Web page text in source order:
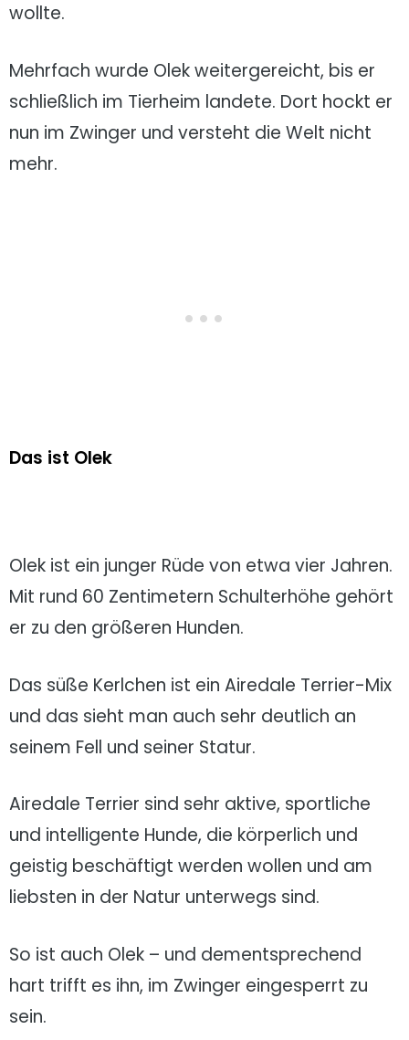
wollte.
Mehrfach wurde Olek weitergereicht, bis er
schließlich im Tierheim landete. Dort hockt er
nun im Zwinger und versteht die Welt nicht
mehr.
Das ist Olek
Olek ist ein junger Rüde von etwa vier Jahren.
Mit rund 60 Zentimetern Schulterhöhe gehört
er zu den größeren Hunden.
Das süße Kerlchen ist ein Airedale Terrier-Mix
und das sieht man auch sehr deutlich an
seinem Fell und seiner Statur.
Airedale Terrier sind sehr aktive, sportliche
und intelligente Hunde, die körperlich und
geistig beschäftigt werden wollen und am
liebsten in der Natur unterwegs sind.
So ist auch Olek – und dementsprechend
hart trifft es ihn, im Zwinger eingesperrt zu
sein.